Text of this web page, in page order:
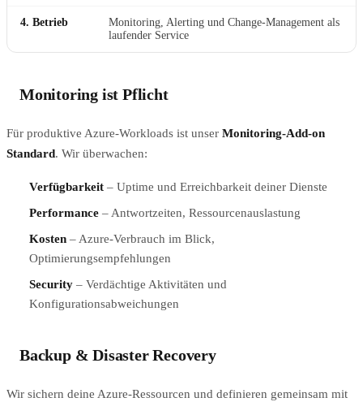
4. Betrieb
Monitoring, Alerting und Change-Management als
laufender Service
Monitoring ist Pflicht
Für produktive Azure-Workloads ist unser Monitoring-Add-on
Standard. Wir überwachen:
Verfügbarkeit – Uptime und Erreichbarkeit deiner Dienste
Performance – Antwortzeiten, Ressourcenauslastung
Kosten – Azure-Verbrauch im Blick,
Optimierungsempfehlungen
Security – Verdächtige Aktivitäten und
Konfigurationsabweichungen
Backup & Disaster Recovery
Wir sichern deine Azure-Ressourcen und definieren gemeinsam mit